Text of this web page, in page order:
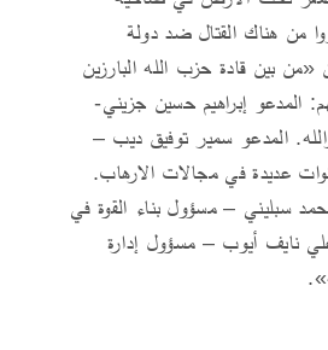
من هناك القتال ضد دولة
بين قادة حزب الله البارزين
المدعو إبراهيم حسين جزيني-
المدعو سمير توفيق ديب –
عديدة في مجالات الارهاب.
سبليني – مسؤول بناء القوة في
نايف أيوب – مسؤول إدارة